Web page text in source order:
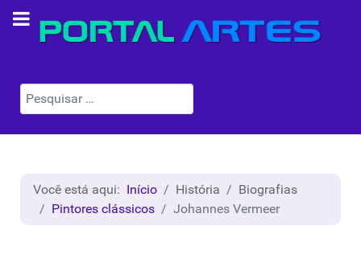
Pesquisar
Você está aqui: Início História
Biografias
Pintores clássicos
Johannes Vermeer